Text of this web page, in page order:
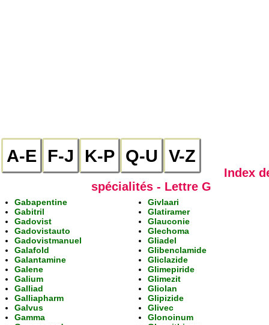
A-E F-J K-P Q-U V-Z
Index
spécialités - Lettre G
Gabapentine
Gabitril
Gadovist
Gadovistauto
Gadovistmanuel
Galafold
Galantamine
Galene
Galium
Galliad
Galliapharm
Galvus
Gamma
Givlaari
Glatiramer
Glauconie
Glechoma
Gliadel
Glibenclamide
Gliclazide
Glimepiride
Glimezit
Gliolan
Glipizide
Glivec
Glonoinum